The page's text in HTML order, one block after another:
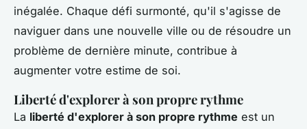
inégalée. Chaque défi surmonté, qu'il s'agisse de
naviguer dans une nouvelle ville ou de résoudre un
problème de dernière minute, contribue à
augmenter votre estime de soi.
Liberté d'explorer à son propre rythme
La liberté d'explorer à son propre rythme est un